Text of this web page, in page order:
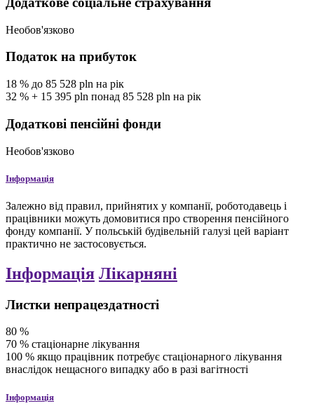
Необов'язково
Податок на прибуток
18 % до 85 528 pln на рік
32 % + 15 395 pln понад 85 528 pln на рік
Додаткові пенсійні фонди
Необов'язково
Інформація
Залежно від правил, прийнятих у компанії, роботодавець і
працівники можуть домовитися про створення пенсійного
фонду компанії. У польській будівельній галузі цей варіант
практично не застосовується.
Інформація Лікарняні
Листки непрацездатності
80 %
70 % стаціонарне лікування
100 % якщо працівник потребує стаціонарного лікування
внаслідок нещасного випадку або в разі вагітності
Інформація